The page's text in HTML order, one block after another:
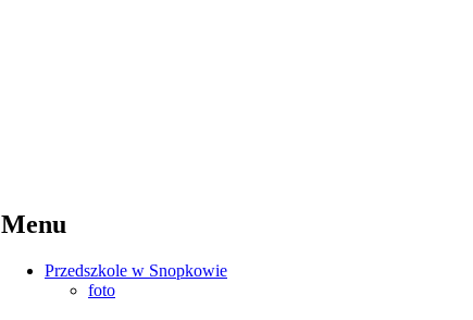
Menu
Przedszkole w Snopkowie
foto